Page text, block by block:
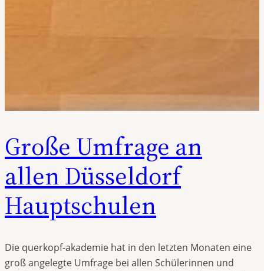
Große Umfrage an
allen Düsseldorf
Hauptschulen
Die querkopf-akademie hat in den letzten Monaten eine
groß angelegte Umfrage bei allen Schülerinnen und